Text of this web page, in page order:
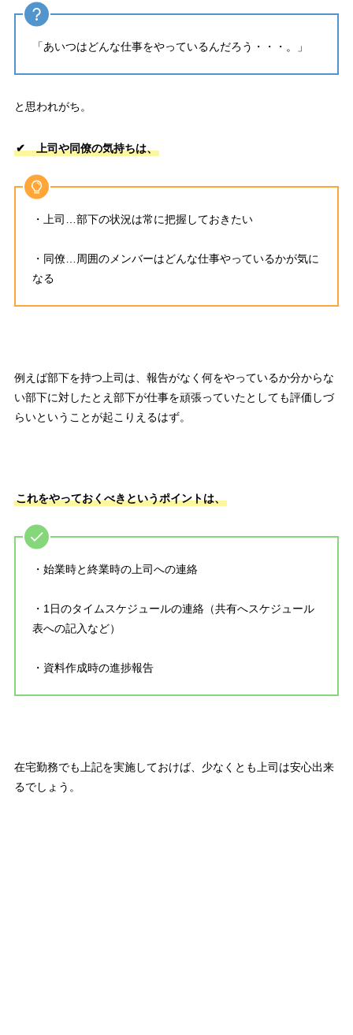
「あいつはどんな仕事をやっているんだろう・・・。」
と思われがち。
✔ 上司や同僚の気持ちは、
・上司…部下の状況は常に把握しておきたい
・同僚…周囲のメンバーはどんな仕事やっているかが気に
なる
例えば部下を持つ上司は、報告がなく何をやっているか分からな
い部下に対したとえ部下が仕事を頑張っていたとしても評価しづ
らいということが起こりえるはず。
これをやっておくべきというポイントは、
・始業時と終業時の上司への連絡
・1日のタイムスケジュールの連絡（共有へスケジュール
表への記入など）
・資料作成時の進捗報告
在宅勤務でも上記を実施しておけば、少なくとも上司は安心出来
るでしょう。